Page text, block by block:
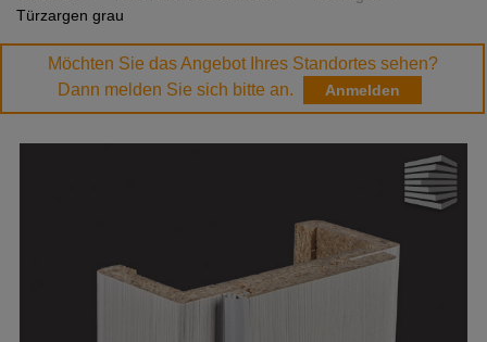
Türzargen grau
Möchten Sie das Angebot Ihres Standortes sehen?
Dann melden Sie sich bitte an.
Anmelden